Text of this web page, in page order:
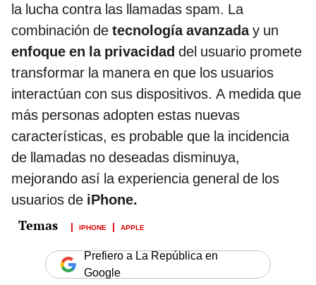
la lucha contra las llamadas spam. La
combinación de tecnología avanzaday un
enfoque en la privacidad del usuario promete
transformar la manera en que los usuarios
interactúan con sus dispositivos. A medida que
más personas adopten estas nuevas
características, es probable que la incidencia
de llamadas no deseadas disminuya,
mejorando así la experiencia general de los
usuarios de iPhone.
IPHONE APPLE
Prefiero a La República en
Google